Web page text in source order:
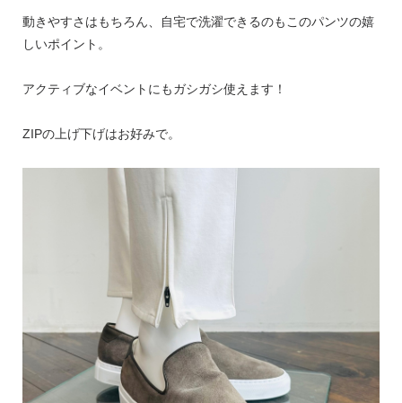
動きやすさはもちろん、自宅で洗濯できるのもこのパンツの嬉
しいポイント。
アクティブなイベントにもガシガシ使えます！
ZIPの上げ下げはお好みで。